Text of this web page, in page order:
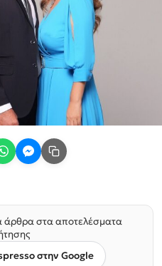
άρθρα στα αποτελέσματα
στην Google